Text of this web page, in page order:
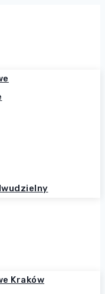
Kraków